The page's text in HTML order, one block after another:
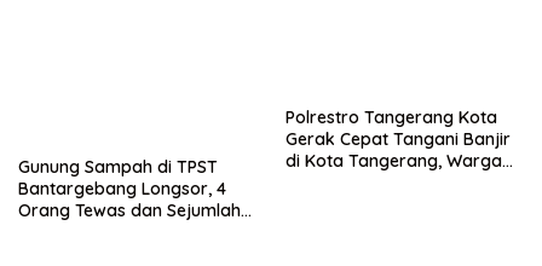
Gunung Sampah di TPST
Bantargebang Longsor, 4
Orang Tewas dan Sejumlah
Polrestro Tangerang Kota
Gerak Cepat Tangani Banjir
di Kota Tangerang, Warga